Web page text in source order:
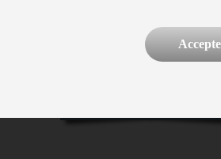
bordplade, der kan tåle at stå